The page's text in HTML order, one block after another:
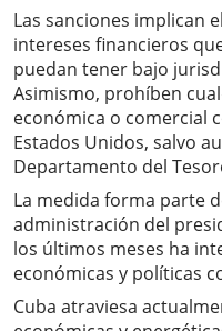
Las sanciones implican
intereses financieros
puedan tener bajo
Asimismo, prohíben
económica o comercial
Estados Unidos, salvo
Departamento del
La medida forma parte
administración del
los últimos meses ha
económicas y políticas
Cuba atraviesa